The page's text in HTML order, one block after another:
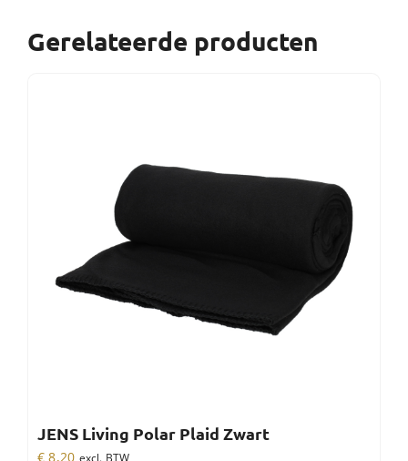
Gerelateerde producten
JENS Living Polar Plaid Zwart
€ 8,20 excl. BTW